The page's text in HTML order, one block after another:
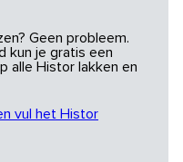
Geen probleem.
kun je gratis een
alle Histor lakken en
vul het Histor